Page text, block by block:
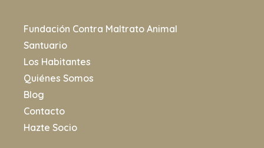
Fundación Contra Maltrato Animal
Santuario
Los Habitantes
Quiénes Somos
Blog
Contacto
Hazte Socio